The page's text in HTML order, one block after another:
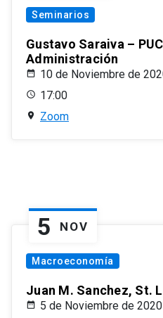
Seminarios
Gustavo Saraiva –
Administración
10 de Noviembre de
17:00
Zoom
5 NOV
Macroeconomía
Juan M. Sanchez, St.
5 de Noviembre de 2020